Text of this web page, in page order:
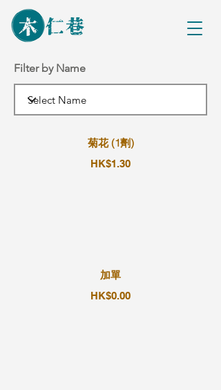
Filter by Name
菊花 (1劑)
HK$1.30
加單
HK$0.00